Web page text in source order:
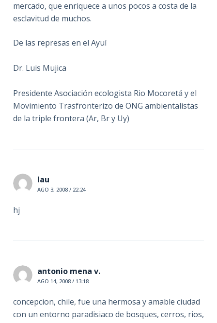
mercado, que enriquece a unos pocos a costa de la
esclavitud de muchos.
De las represas en el Ayuí
Dr. Luis Mujica
Presidente Asociación ecologista Rio Mocoretá y el
Movimiento Trasfronterizo de ONG ambientalistas
de la triple frontera (Ar, Br y Uy)
lau
AGO 3, 2008 / 22:24
hj
antonio mena v.
AGO 14, 2008 / 13:18
concepcion, chile, fue una hermosa y amable ciudad
con un entorno paradisiaco de bosques, cerros, rios,